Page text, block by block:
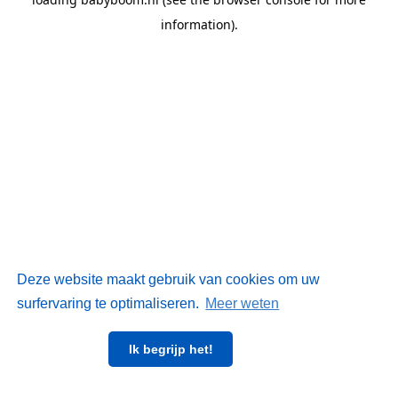
Deze website maakt gebruik van cookies om uw
surfervaring te optimaliseren. Meer weten
Ik begrijp het!
information).